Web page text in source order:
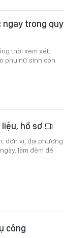
ngay trong quy
thời xem xét,
phụ nữ sinh con
hồ sơ
đơn vị, địa phương
làm đêm để
công